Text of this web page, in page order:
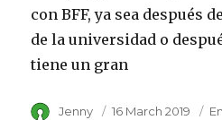
con BFF, ya sea después
de la universidad o
tiene un gran
Author
Jenny
Posted
16 March 2019